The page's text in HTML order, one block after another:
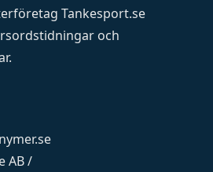
Tankesport.se
och
.
AB /